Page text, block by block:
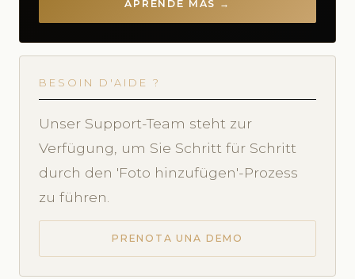
APRENDE MÁS →
BESOIN D'AIDE ?
Unser Support-Team steht zur
Verfügung, um Sie Schritt für Schritt
durch den 'Foto hinzufügen'-Prozess
zu führen.
PRENOTA UNA DEMO